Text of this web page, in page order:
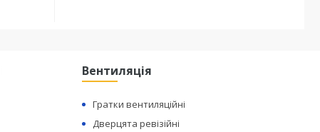
Вентиляція
Гратки вентиляційні
Дверцята ревізійні